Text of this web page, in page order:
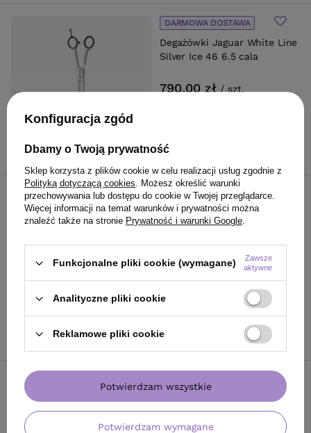
Degażówki Jaguar White Line
Silver Ice 46 6.5 cala
DARMOWA DOSTAWA
790,00 zł / szt.
Nożyczki Jaguar Silver Line
Left CJ4 Plus dla
leworęcznych 5.25 cala
DARMOWA DOSTAWA
Do koszyka
Nożyczki Jaguar Silver Line
Ocean 5.75 cala
DARMOWA DOSTAWA
Konfiguracja zgód
Dbamy o Twoją prywatność
Sklep korzysta z plików cookie w celu realizacji usług zgodnie z
Polityką dotyczącą cookies. Możesz określić warunki
przechowywania lub dostępu do cookie w Twojej przeglądarce.
Więcej informacji na temat warunków i prywatności można
znaleźć także na stronie Prywatność i warunki Google.
Funkcjonalne pliki cookie (wymagane)
Zawsze
aktywne
Analityczne pliki cookie
Reklamowe pliki cookie
Potwierdzam wymagane
Potwierdzam wszystkie